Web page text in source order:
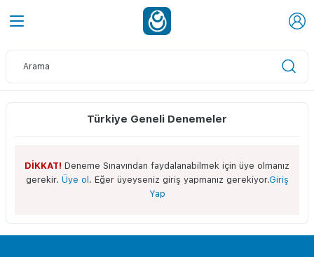
Türkiye Geneli Denemeler
DİKKAT! Deneme Sınavından faydalanabilmek için üye olmanız
gerekir. Üye ol . Eğer üyeyseniz giriş yapmanız gerekiyor.Giriş
Yap